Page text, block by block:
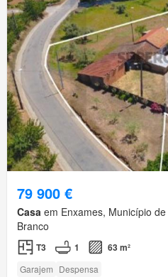
79 900 €
Casa em Enxames, Município
Branco
T3 1 63 m²
Garajem Despensa